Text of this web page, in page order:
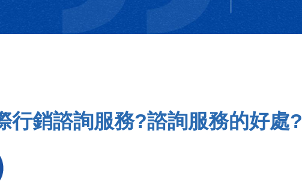
行銷諮詢服務?諮詢服務的好處?